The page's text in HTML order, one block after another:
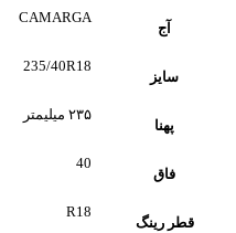
آج
CAMARGA
سایز
235/40R18
پهنا
۲۳۵ میلیمتر
فاق
40
قطر رینگ
R18